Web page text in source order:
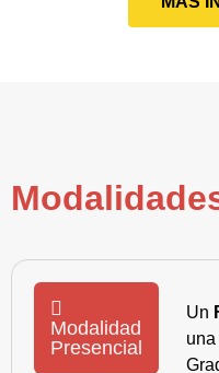
Modalidad
Presencial
Un